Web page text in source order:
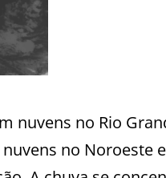
nuvens no Rio
no Noroeste